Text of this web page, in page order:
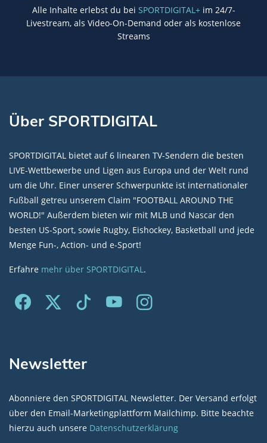
Alle Inhalte erlebst du bei SPORTDIGITAL+im 24/7-
Livestream, als Video-On-Demand oder als kostenlose
Streams
Über SPORTDIGITAL
SPORTDIGITAL bietet auf 6 linearen TV-Sendern die besten
LIVE-Wettbewerbe und Ligen aus Europa und der Welt rund
um die Uhr. Einer unserer Schwerpunkte ist internationaler
Fußball getreu unserem Claim "FOOTBALL AROUND THE
WORLD!" Außerdem bieten wir mit MLB und Nascar den
besten US-Sport, sowie Rugby, Eishockey, Basketball und jede
Menge Fun-, Action- und e-Sport!
Erfahre mehr über SPORTDIGITAL.
Newsletter
Abonniere den SPORTDIGITAL Newsletter. Der Versand erfolgt
über den Email-Marketingplattform Mailchimp. Bitte beachte
hierzu auch unsere Datenschutzerklärung